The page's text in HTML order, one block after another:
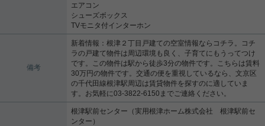
エアコン
シューズボックス
TVモニタ付インターホン
備考
新着情報：根津２丁目戸建ての空室情報ならコチラ。コチ
ラの戸建て物件は周辺環境も良く、子育てにもうってつけ
です。この物件は駅から徒歩3分の物件です。こちらは賃料
30万円の物件です。交通の便を重視しているなら、文京区
の千代田線根津駅周辺は賃貸物件を探すのに適していま
す。お気軽に03-3822-6150までご連絡ください。
根津駅前センター（実用根津ホーム株式会社 根津駅前セ
ンター）